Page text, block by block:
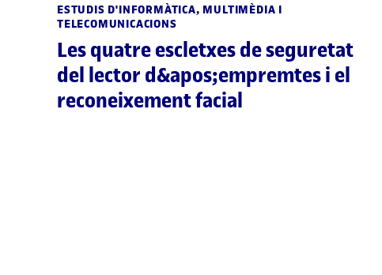
ESTUDIS D'INFORMÀTICA, MULTIMÈDIA I
TELECOMUNICACIONS
Les quatre escletxes de seguretat
del lector d&apos;empremtes i el
reconeixement facial